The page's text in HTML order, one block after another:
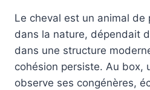
Le cheval est un animal de
dans la nature, dépendait
dans une structure
cohésion persiste. Au box,
observe ses congénères,